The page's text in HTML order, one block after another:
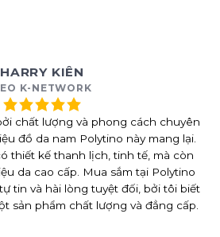
HARRY KIÊN
K-NETWORK
chất lượng và phong cách chuyên
đồ da nam Polytino này mang lại.
thiết kế thanh lịch, tinh tế, mà còn
da cao cấp. Mua sắm tại Polytino
tin và hài lòng tuyệt đối, bởi tôi biết
sản phẩm chất lượng và đẳng cấp.